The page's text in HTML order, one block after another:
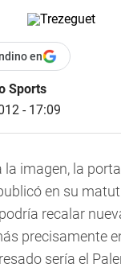
en
Sports
- 17:09
imagen, la
en su
recalar
precisamente
sería el